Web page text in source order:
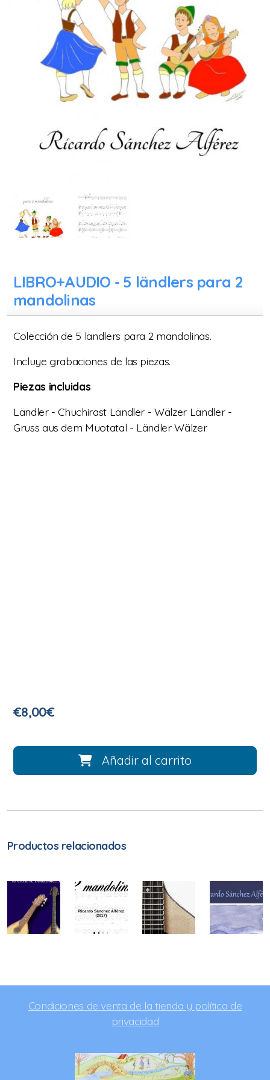
LIBRO+AUDIO - 5 ländlers para 2
mandolinas
Colección de 5 ländlers para 2 mandolinas.
Incluye grabaciones de las piezas.
Piezas incluidas
Ländler - Chuchirast Ländler - Wälzer Ländler -
Gruss aus dem Muotatal - Ländler Wälzer
€8,00€
Añadir al carrito
Productos relacionados
Condiciones de venta de la tienda y política de
privacidad
10 melodías tradicionales de Europa
10 villancicos adaptados para CONCERTINA
Guitarra/Guitalele
Ukelele
Vídeos de flauta
Vídeos de varios instrumentos
Vídeos con pistas de acompañamiento (NUEVO)